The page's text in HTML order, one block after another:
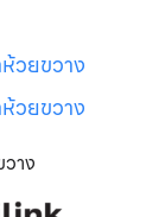
ห้วยขวาง
ห้วยขวาง
วาง